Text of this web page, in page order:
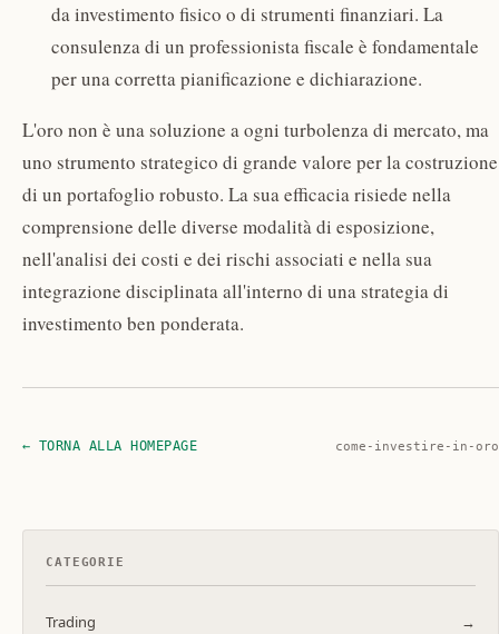
da investimento fisico o di strumenti finanziari. La
consulenza di un professionista fiscale è fondamentale
per una corretta pianificazione e dichiarazione.
L'oro non è una soluzione a ogni turbolenza di mercato, ma
uno strumento strategico di grande valore per la costruzione
di un portafoglio robusto. La sua efficacia risiede nella
comprensione delle diverse modalità di esposizione,
nell'analisi dei costi e dei rischi associati e nella sua
integrazione disciplinata all'interno di una strategia di
investimento ben ponderata.
← TORNA ALLA HOMEPAGE come-investire-in-oro
CATEGORIE
Trading →